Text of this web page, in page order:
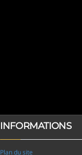
INFORMATIONS
Plan du site